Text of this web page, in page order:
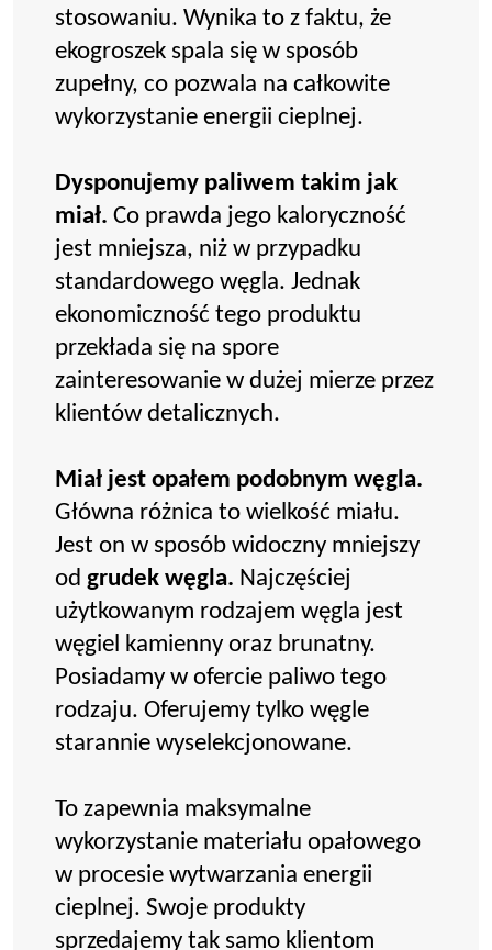
stosowaniu. Wynika to z faktu, że
ekogroszek spala się w sposób
zupełny, co pozwala na całkowite
wykorzystanie energii cieplnej.
Dysponujemy paliwem takim jak
miał. Co prawda jego kaloryczność
jest mniejsza, niż w przypadku
standardowego węgla. Jednak
ekonomiczność tego produktu
przekłada się na spore
zainteresowanie w dużej mierze przez
klientów detalicznych.
Miał jest opałem podobnym węgla.
Główna różnica to wielkość miału.
Jest on w sposób widoczny mniejszy
od grudek węgla. Najczęściej
użytkowanym rodzajem węgla jest
węgiel kamienny oraz brunatny.
Posiadamy w ofercie paliwo tego
rodzaju. Oferujemy tylko węgle
starannie wyselekcjonowane.
To zapewnia maksymalne
wykorzystanie materiału opałowego
w procesie wytwarzania energii
cieplnej. Swoje produkty
sprzedajemy tak samo klientom